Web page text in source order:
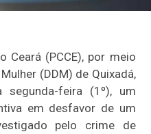
Ceará (PCCE), por meio
(DDM) de Quixadá,
segunda-feira (1º), um
em desfavor de um
pelo crime de